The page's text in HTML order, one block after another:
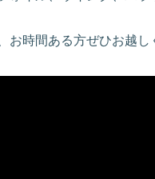
お時間ある方ぜひお越し